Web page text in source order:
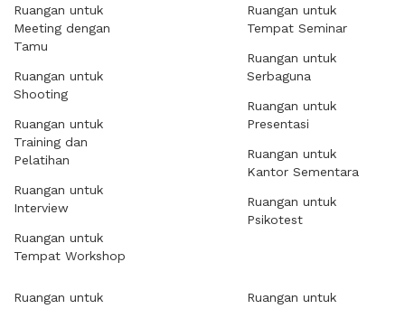
Ruangan untuk
Meeting dengan
Tamu
Ruangan untuk
Shooting
Ruangan untuk
Training dan
Pelatihan
Ruangan untuk
Interview
Ruangan untuk
Tempat Workshop
Ruangan untuk
Tempat Seminar
Ruangan untuk
Serbaguna
Ruangan untuk
Presentasi
Ruangan untuk
Kantor Sementara
Ruangan untuk
Psikotest
Ruangan untuk
Ruangan untuk